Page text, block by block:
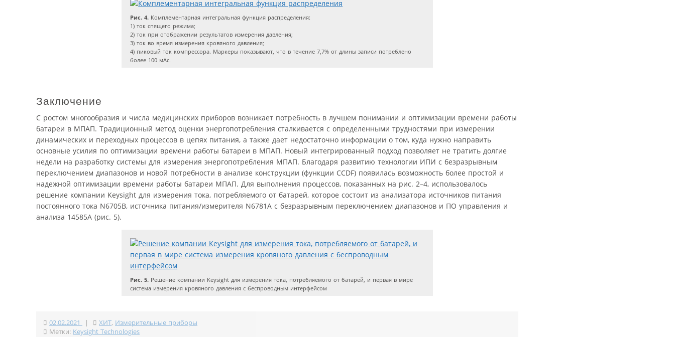
Рис. 4. Комплементарная интегральная функция распределения:
1) ток спящего режима;
2) ток при отображении результатов измерения давления;
3) ток во время измерения кровяного давления;
4) пиковый ток компрессора. Маркеры показывают, что в течение 7,7% от длины записи потреблено
более 100 мАс.
Заключение
С ростом многообразия и числа медицинских приборов возникает потребность в лучшем понимании и оптимизации времени работы
батареи в МПАП. Традиционный метод оценки энергопотребления сталкивается с определенными трудностями при измерении
динамических и переходных процессов в цепях питания, а также дает недостаточно информации о том, куда нужно направить
основные усилия по оптимизации времени работы батареи в МПАП. Новый интегрированный подход позволяет не тратить долгие
недели на разработку системы для измерения энергопотребления МПАП. Благодаря развитию технологии ИПИ с безразрывным
переключением диапазонов и новой потребности в анализе конструкции (функции CCDF) появилась возможность более простой и
надежной оптимизации времени работы батареи МПАП. Для выполнения процессов, показанных на рис. 2–4, использовалось
решение компании Keysight для измерения тока, потребляемого от батарей, которое состоит из анализатора источников питания
постоянного тока N6705B, источника питания/измерителя N6781A с безразрывным переключением диапазонов и ПО управления и
анализа 14585A (рис. 5).
Рис. 5. Решение компании Keysight для измерения тока, потребляемого от батарей, и первая в мире
система измерения кровяного давления с беспроводным интерфейсом
02.02.2021 | ХИТ, Измерительные приборы
Метки: Keysight Technologies